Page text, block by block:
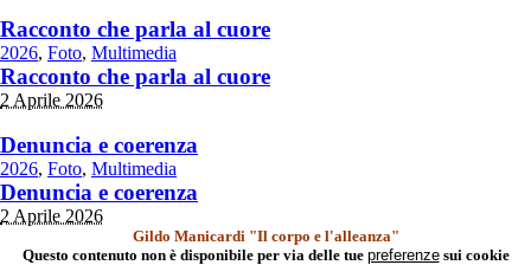
Racconto che parla al cuore
2026, Foto, Multimedia
Racconto che parla al cuore
2 Aprile 2026
Denuncia e coerenza
2026, Foto, Multimedia
Denuncia e coerenza
2 Aprile 2026
Gildo Manicardi "Il corpo e l'alleanza"
Questo contenuto non è disponibile per via delle tue preferenzesui cookie